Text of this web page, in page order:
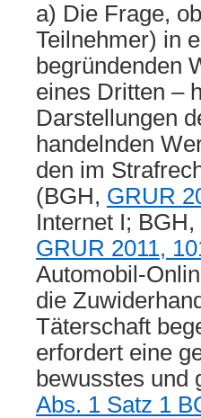
a) Die Frage,
Teilnehmer) in
begründenden
eines Dritten –
Darstellungen
handelnden
den im
(BGH, GRUR
Internet I;
GRUR 2011,
Automobil-
die
Täterschaft
erfordert eine
bewusstes
Abs. 1 Satz 1